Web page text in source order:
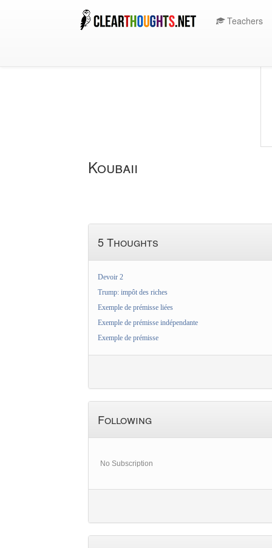
Teachers
Koubaii
5 Thoughts
Devoir 2
Trump: impôt des riches
Exemple de prémisse liées
Exemple de prémisse indépendante
Exemple de prémisse
Following
No Subscription